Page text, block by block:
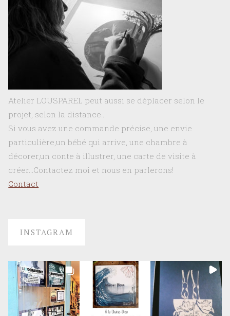
Atelier LOUSPAREL peut aussi se déplacer selon le
projet, selon la distance..
Si vous avez une commande précise, une envie
particulière,un bébé qui arrive, une chambre à
décorer,un conte à illustrer, une carte de visite à
créer…Contactez moi et nous en parlerons!
Contact
INSTAGRAM